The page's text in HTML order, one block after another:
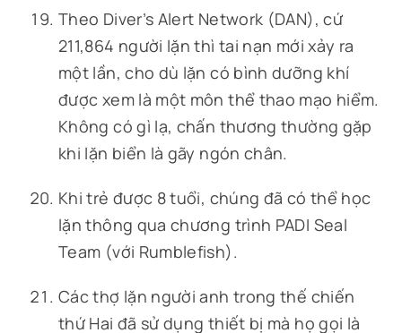
Theo Diver’s Alert Network (DAN), cứ
211,864 người lặn thì tai nạn mới xảy ra
một lần, cho dù lặn có bình dưỡng khí
được xem là một môn thể thao mạo hiểm.
Không có gì lạ, chấn thương thường gặp
khi lặn biển là gãy ngón chân.
Khi trẻ được 8 tuổi, chúng đã có thể học
lặn thông qua chương trình PADI Seal
Team (với Rumblefish).
Các thợ lặn người anh trong thế chiến
thứ Hai đã sử dụng thiết bị mà họ gọi là